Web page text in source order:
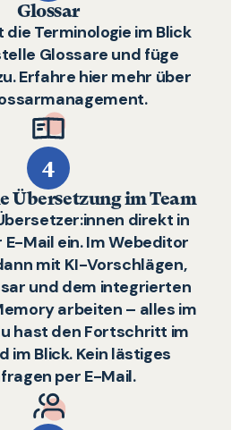
Glossar
Terminologie im Blick
Glossare und füge
Erfahre hier mehr über
4
Übersetzung im Team
direkt in
E-Mail ein. Im Webeditor
mit KI-Vorschlägen,
und dem integrierten
arbeiten – alles im
hast den Fortschritt im
im Blick. Kein lästiges
per E-Mail.